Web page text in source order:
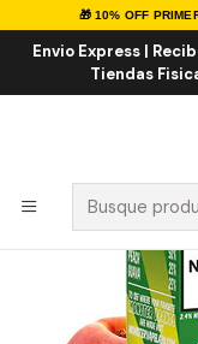
🎁 10% OFF
Envio Express |
Tiendas
Inicio Sales
Fruit